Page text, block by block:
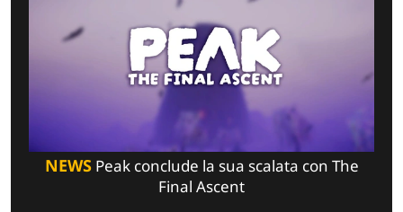
NEWSPeak conclude la sua scalata con The
Final Ascent